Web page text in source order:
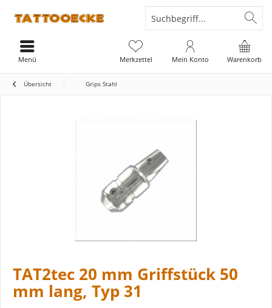
Warenkorb
Merkzettel Mein Konto
Menü
Übersicht Grips Stahl
TAT2tec 20 mm Griffstück 50
mm lang, Typ 31